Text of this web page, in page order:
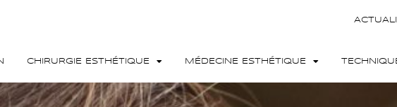
CHIRURGIE ESTHÉTIQUE MÉDECINE ESTHÉTIQUE